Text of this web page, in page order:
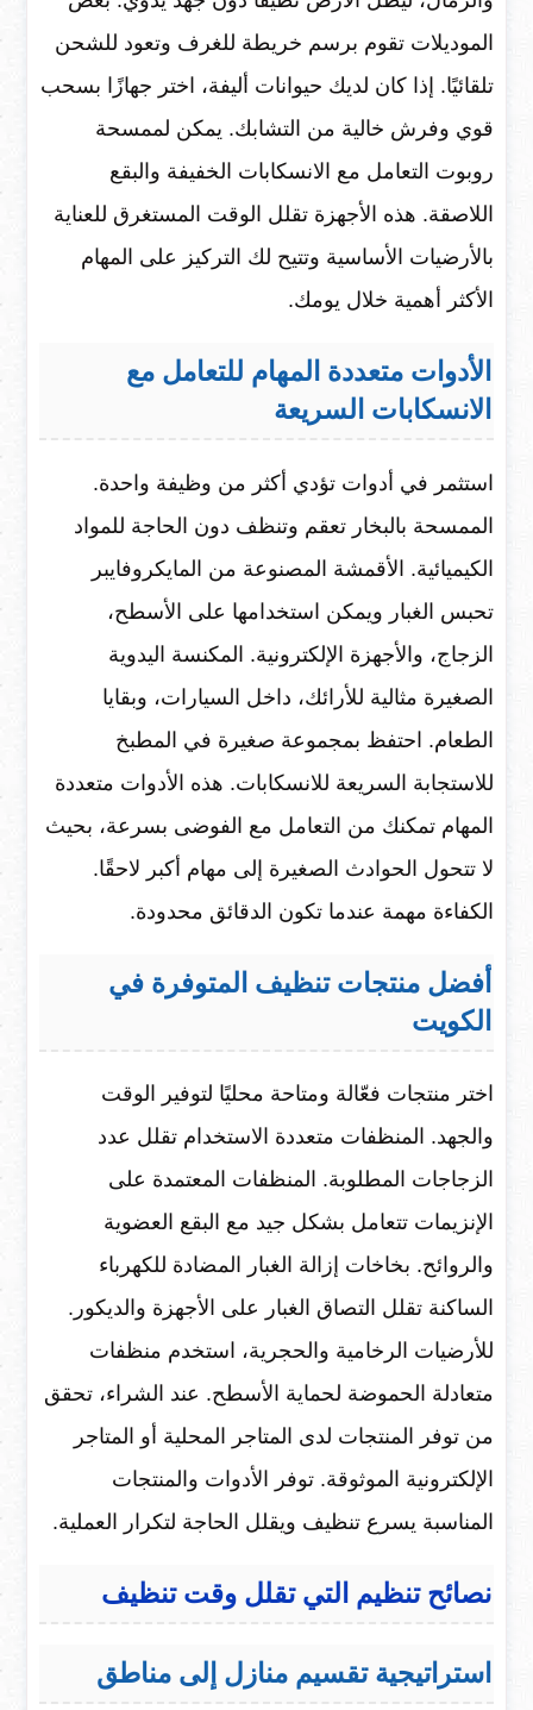
الموديلات تقوم برسم خريطة للغرف وتعود للشحن
تلقائيًا. إذا كان لديك حيوانات أليفة، اختر جهازًا بسحب
قوي وفرش خالية من التشابك. يمكن لممسحة
روبوت التعامل مع الانسكابات الخفيفة والبقع
اللاصقة. هذه الأجهزة تقلل الوقت المستغرق للعناية
بالأرضيات الأساسية وتتيح لك التركيز على المهام
الأكثر أهمية خلال يومك.
الأدوات متعددة المهام للتعامل مع
الانسكابات السريعة
استثمر في أدوات تؤدي أكثر من وظيفة واحدة.
الممسحة بالبخار تعقم وتنظف دون الحاجة للمواد
الكيميائية. الأقمشة المصنوعة من المايكروفايبر
تحبس الغبار ويمكن استخدامها على الأسطح،
الزجاج، والأجهزة الإلكترونية. المكنسة اليدوية
الصغيرة مثالية للأرائك، داخل السيارات، وبقايا
الطعام. احتفظ بمجموعة صغيرة في المطبخ
للاستجابة السريعة للانسكابات. هذه الأدوات متعددة
المهام تمكنك من التعامل مع الفوضى بسرعة، بحيث
لا تتحول الحوادث الصغيرة إلى مهام أكبر لاحقًا.
الكفاءة مهمة عندما تكون الدقائق محدودة.
أفضل منتجات تنظيف المتوفرة في
الكويت
اختر منتجات فعّالة ومتاحة محليًا لتوفير الوقت
والجهد. المنظفات متعددة الاستخدام تقلل عدد
الزجاجات المطلوبة. المنظفات المعتمدة على
الإنزيمات تتعامل بشكل جيد مع البقع العضوية
والروائح. بخاخات إزالة الغبار المضادة للكهرباء
الساكنة تقلل التصاق الغبار على الأجهزة والديكور.
للأرضيات الرخامية والحجرية، استخدم منظفات
متعادلة الحموضة لحماية الأسطح. عند الشراء، تحقق
من توفر المنتجات لدى المتاجر المحلية أو المتاجر
الإلكترونية الموثوقة. توفر الأدوات والمنتجات
المناسبة يسرع تنظيف ويقلل الحاجة لتكرار العملية.
نصائح تنظيم التي تقلل وقت تنظيف
استراتيجية تقسيم منازل إلى مناطق